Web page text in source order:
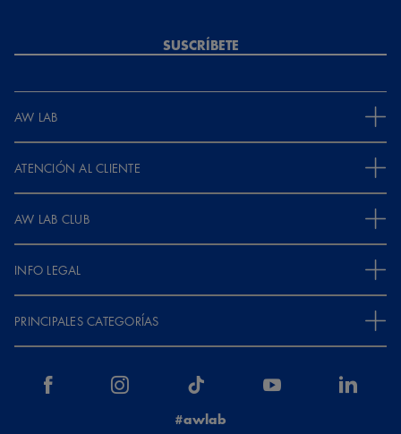
SUSCRÍBETE
AW LAB
ATENCIÓN AL CLIENTE
AW LAB CLUB
INFO LEGAL
PRINCIPALES CATEGORÍAS
#awlab